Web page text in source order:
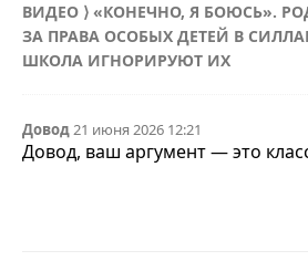
ВИДЕО ⟩ «КОНЕЧНО, Я БОЮСЬ».
ЗА ПРАВА ОСОБЫХ ДЕТЕЙ В
ШКОЛА ИГНОРИРУЮТ ИХ
Довод21 июня 2026 12:21
Довод, ваш аргумент — это